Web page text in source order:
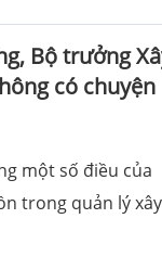
Bộ trưởng
có chuyện
một số điều của
trong quản lý xây